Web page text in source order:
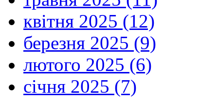
квітня 2025 (12)
березня 2025 (9)
лютого 2025 (6)
січня 2025 (7)